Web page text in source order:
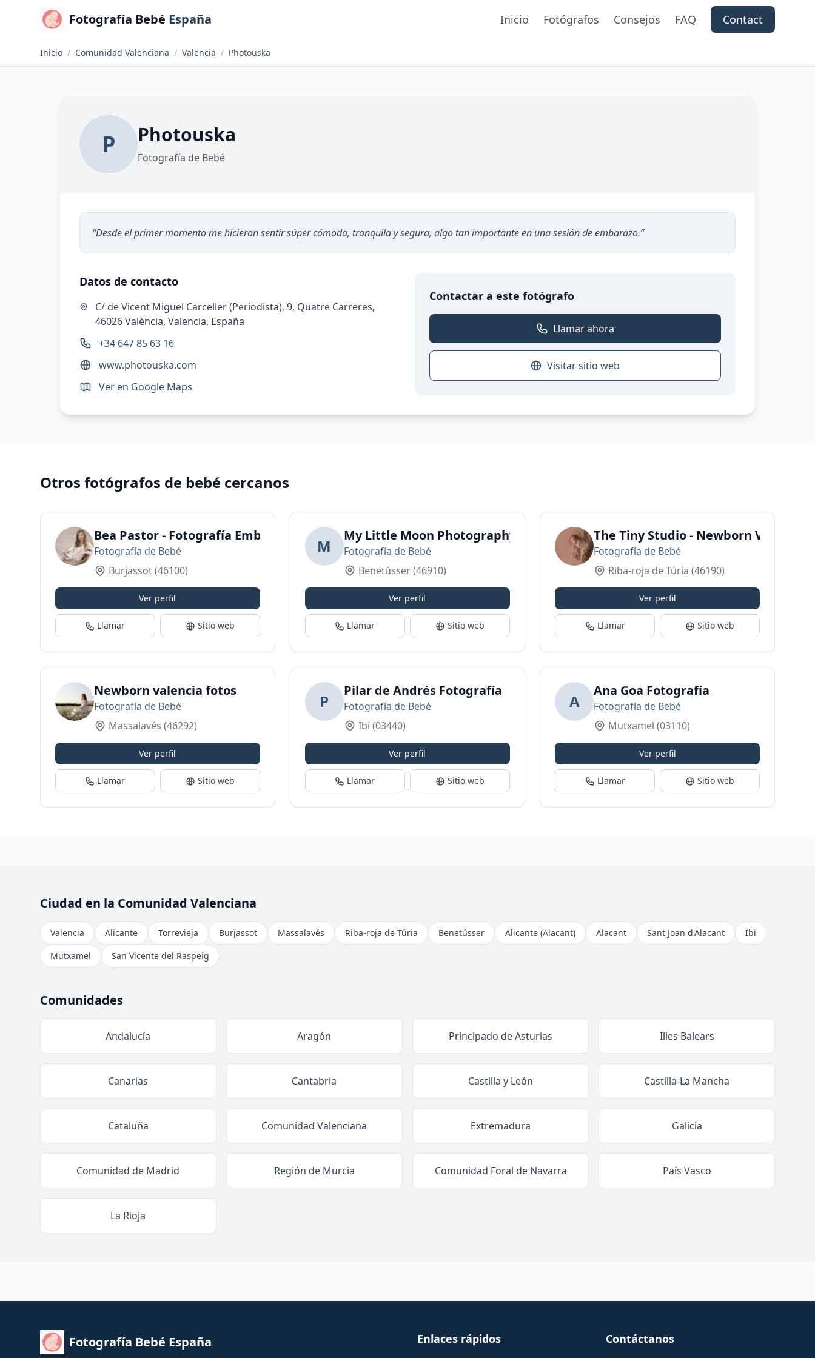
Fotografía Bebé España Inicio Fotógrafos Consejos FAQ Contact
Inicio / Comunidad Valenciana / Valencia / Photouska
P Photouska
Fotografía de Bebé
“Desde el primer momento me hicieron sentir súper cómoda, tranquila y segura, algo tan importante en una sesión de embarazo.”
Datos de contacto
C/ de Vicent Miguel Carceller (Periodista), 9, Quatre Carreres,
46026 València, Valencia, España
+34 647 85 63 16
www.photouska.com
Ver en Google Maps
Contactar a este fotógrafo
Llamar ahora
Visitar sitio web
Otros fotógrafos de bebé cercanos
Bea Pastor - Fotografía Embarazo Valencia - Fotografía de comuniones Valencia
Fotografía de Bebé
Burjassot(46100)
Ver perfil
Llamar Sitio web
M
My Little Moon Photography Studio
Fotografía de Bebé
Benetússer(46910)
Ver perfil
Llamar Sitio web
The Tiny Studio - Newborn
Fotografía de Bebé
Riba-roja de Túria (46190)
Ver perfil
Llamar Sitio web
Newborn valencia fotos
Fotografía de Bebé
Massalavés (46292)
Ver perfil
Llamar Sitio web
P
Pilar de Andrés Fotografía
Fotografía de Bebé
Ibi (03440)
Ver perfil
Llamar Sitio web
A
Ana Goa Fotografía
Fotografía de Bebé
Mutxamel (03110)
Ver perfil
Llamar Sitio web
Ciudad en la Comunidad Valenciana
Valencia Alicante Torrevieja Burjassot Massalavés Riba-roja de Túria Benetússer Alicante (Alacant) Alacant Sant Joan d'Alacant
Ibi
Mutxamel
San Vicente del Raspeig
Comunidades
Andalucía Aragón Principado de Asturias Illes Balears
Canarias Cantabria Castilla y León Castilla-La Mancha
Cataluña Comunidad Valenciana Extremadura Galicia
Comunidad de Madrid Región de Murcia Comunidad Foral de Navarra País Vasco
La Rioja
Fotografía Bebé España Enlaces rápidos Contáctanos